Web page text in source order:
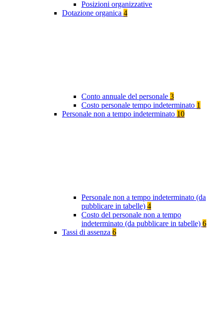
Posizioni organizzative
Dotazione organica 4
Conto annuale del personale 3
Costo personale tempo indeterminato 1
Personale non a tempo indeterminato 10
Personale non a tempo indeterminato (da
pubblicare in tabelle) 4
Costo del personale non a tempo
indeterminato (da pubblicare in tabelle) 6
Tassi di assenza 6